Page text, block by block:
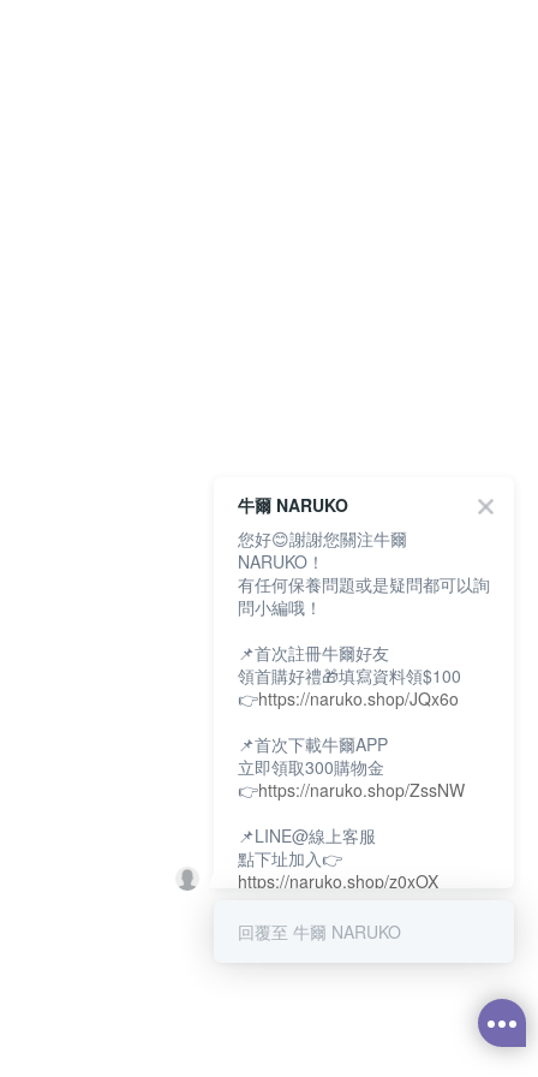
牛爾 NARUKO
您好😊謝謝您關注牛爾
NARUKO！
有任何保養問題或是疑問都可以詢
問小編哦！
📌首次註冊牛爾好友
領首購好禮🎁填寫資料領$100
👉https://naruko.shop/JQx6o
📌首次下載牛爾APP
立即領取300購物金
👉https://naruko.shop/ZssNW
📌LINE@線上客服
點下址加入👉
https://naruko.shop/z0xOX
📌電話客服：02-26581707
回覆至 牛爾 NARUKO